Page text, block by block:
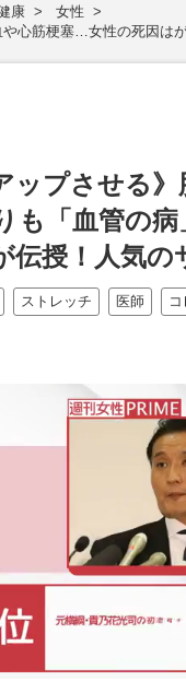
康
女性
や心筋梗塞…女性の死因は
ップさせる
も「血管の
伝授！人気の
ストレッチ 医師